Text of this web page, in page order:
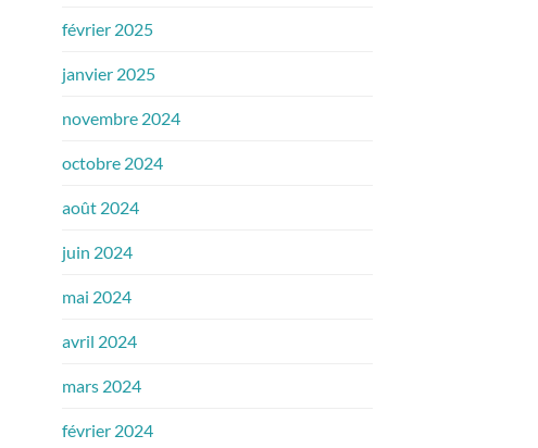
février 2025
janvier 2025
novembre 2024
octobre 2024
août 2024
juin 2024
mai 2024
avril 2024
mars 2024
février 2024